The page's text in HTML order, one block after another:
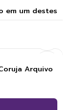
em um destes
Arquivo